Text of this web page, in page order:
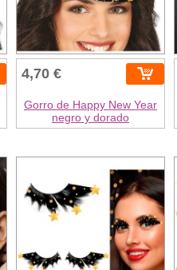
4,70 €
Gorro de Happy New Year
negro y dorado